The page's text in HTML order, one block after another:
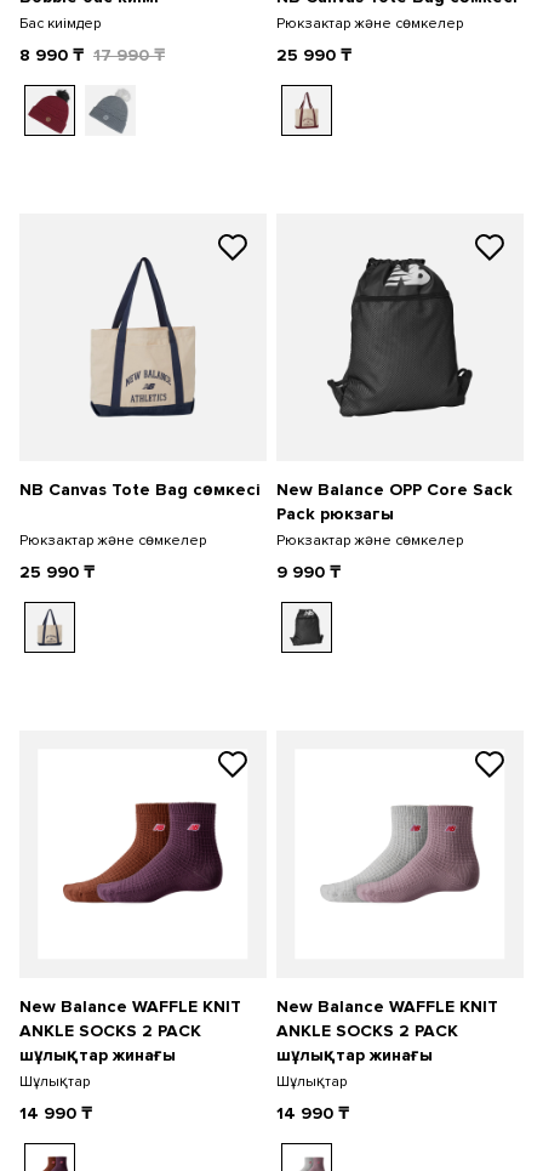
Бас киімдер
8 990 ₸ 17 990₸
Рюкзактар және сөмкелер
25 990 ₸
NB Canvas Tote Bag сөмкесі
Рюкзактар және сөмкелер
25 990 ₸
New Balance OPP Core Sack
Pack рюкзагы
Рюкзактар және сөмкелер
9 990 ₸
New Balance WAFFLE KNIT
ANKLE SOCKS 2 PACK
шұлықтар жинағы
Шұлықтар
14 990 ₸
New Balance WAFFLE KNIT
ANKLE SOCKS 2 PACK
шұлықтар жинағы
Шұлықтар
14 990 ₸